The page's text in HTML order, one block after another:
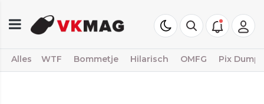
Alles WTF Bommetje Hilarisch OMFG Pix Dump